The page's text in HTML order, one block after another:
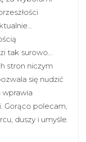
tak surowo…
stron niczym
się nudzić
wprawia
Gorąco polecam,
duszy i umyśle.